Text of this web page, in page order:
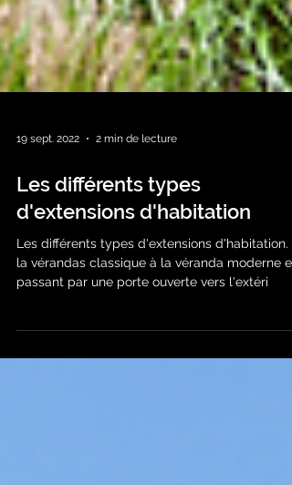
19 sept. 2022 2 min de lecture
d'extensions d'habitation
Les différents types d'extensions d'habitation.
passant par une porte ouverte vers l'extéri